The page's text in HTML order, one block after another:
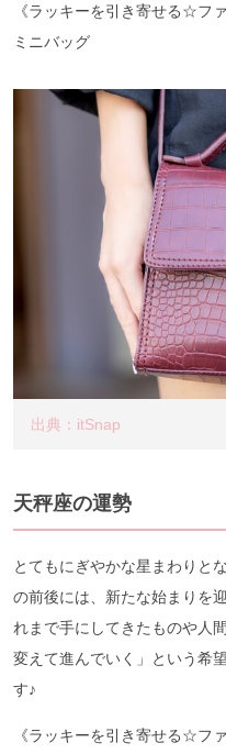
《ラッキーを引き寄せる☆フ
ミニバッグ
出典：itSnap
天秤座の運勢
とてもにぎやかな星まわりと
の前後には、新たな始まりを
れまで手にしてきたものや人
変えて進んでいく」という希
す♪
《ラッキーを引き寄せる☆フ